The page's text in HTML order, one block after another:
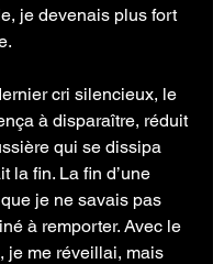
je devenais plus fort
cri silencieux, le
à disparaître, réduit
qui se dissipa
la fin. La fin d’une
je ne savais pas
à remporter. Avec le
je me réveillai, mais